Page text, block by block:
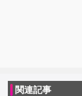
関連記事